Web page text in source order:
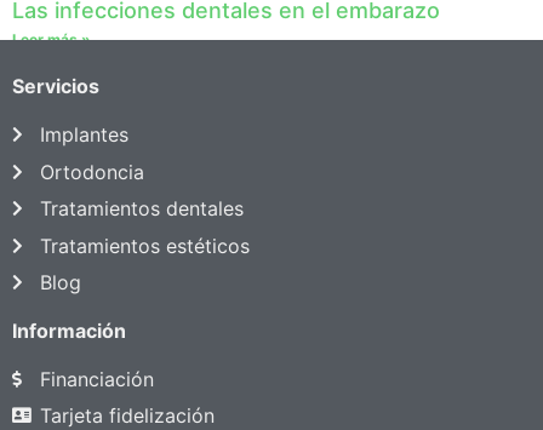
Las infecciones dentales en el embarazo
Leer más »
Servicios
Implantes
Ortodoncia
Tratamientos dentales
Tratamientos estéticos
Blog
Información
Financiación
Tarjeta fidelización